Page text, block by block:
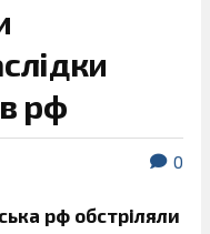
рф
0
рф обстріляли